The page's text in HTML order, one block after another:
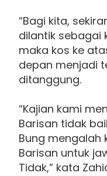
“Bagi kita,
dilantik sebagai
maka kos ke
depan menjadi
ditanggung.
“Kajian kami
Barisan tidak
Bung mengalah
Barisan untuk
Tidak,” kata